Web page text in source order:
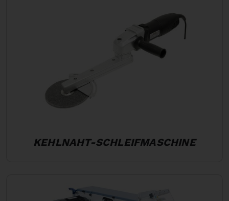
KEHLNAHT-SCHLEIFMASCHINE